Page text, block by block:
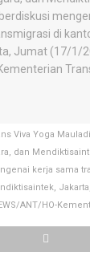
Viva Yoga
dan
kerja sama
ANT/HO-